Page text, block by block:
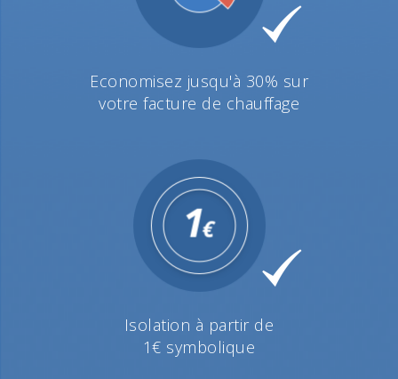
Economisez jusqu'à 30% sur
votre facture de chauffage
Isolation à partir de
1€ symbolique